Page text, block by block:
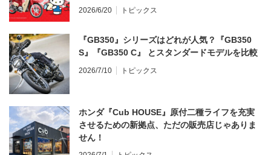
2026/6/20 トピックス
『GB350』シリーズはどれが人気？『GB350
S』『GB350 C』 とスタンダードモデルを比較
2026/7/10 トピックス
ホンダ『Cub HOUSE』原付二種ライフを充実
させるための新拠点、ただの販売店じゃありま
せん！